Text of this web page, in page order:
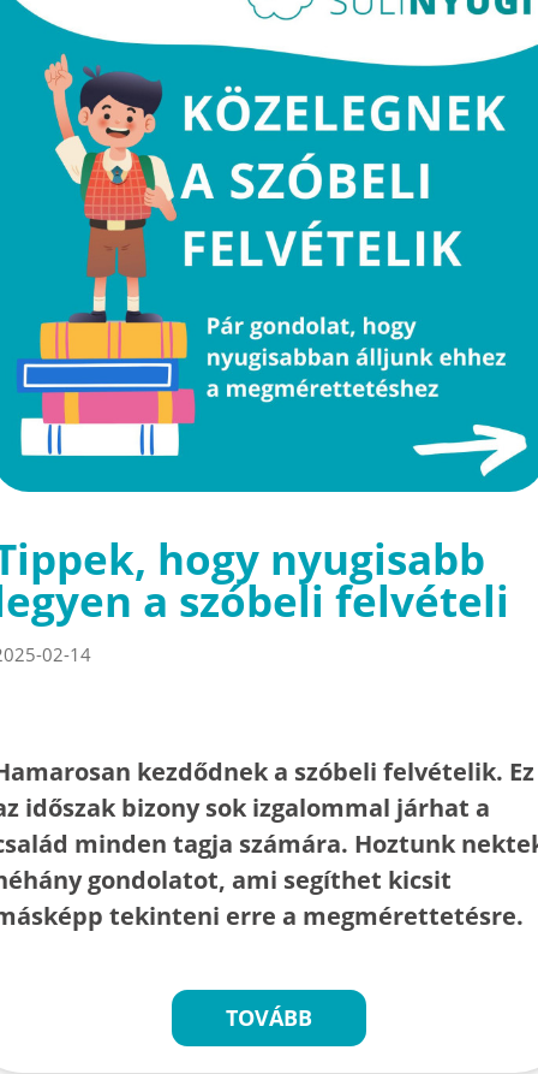
hogy nyugisabb
a szóbeli felvételi
02-14
kezdődnek a szóbeli felvételik. Ez
időszak bizony sok izgalommal járhat a
minden tagja számára. Hoztunk
gondolatot, ami segíthet kicsit
tekinteni erre a megmérettetésre.
TOVÁBB